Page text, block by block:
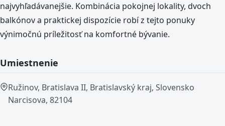
najvyhľadávanejšie. Kombinácia pokojnej lokality, dvoch
balkónov a praktickej dispozície robí z tejto ponuky
výnimočnú príležitosť na komfortné bývanie.
Umiestnenie
Ružinov, Bratislava II, Bratislavský kraj, Slovensko
Narcisova, 82104